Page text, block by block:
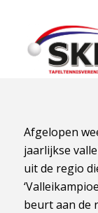
Afgelopen
jaarlijkse
uit de regio
beurt aan de